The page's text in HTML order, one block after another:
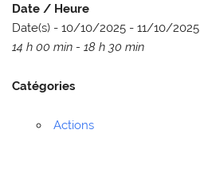
Date / Heure
Date(s) - 10/10/2025 - 11/10/2025
14 h 00 min - 18 h 30 min
Catégories
Actions